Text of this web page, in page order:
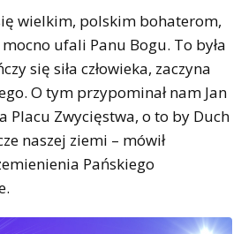
wielkim, polskim bohaterom,
ufali Panu Bogu. To była
się siła człowieka, zaczyna
O tym przypominał nam Jan
Placu Zwycięstwa, o to by Duch
naszej ziemi – mówił
Pańskiego